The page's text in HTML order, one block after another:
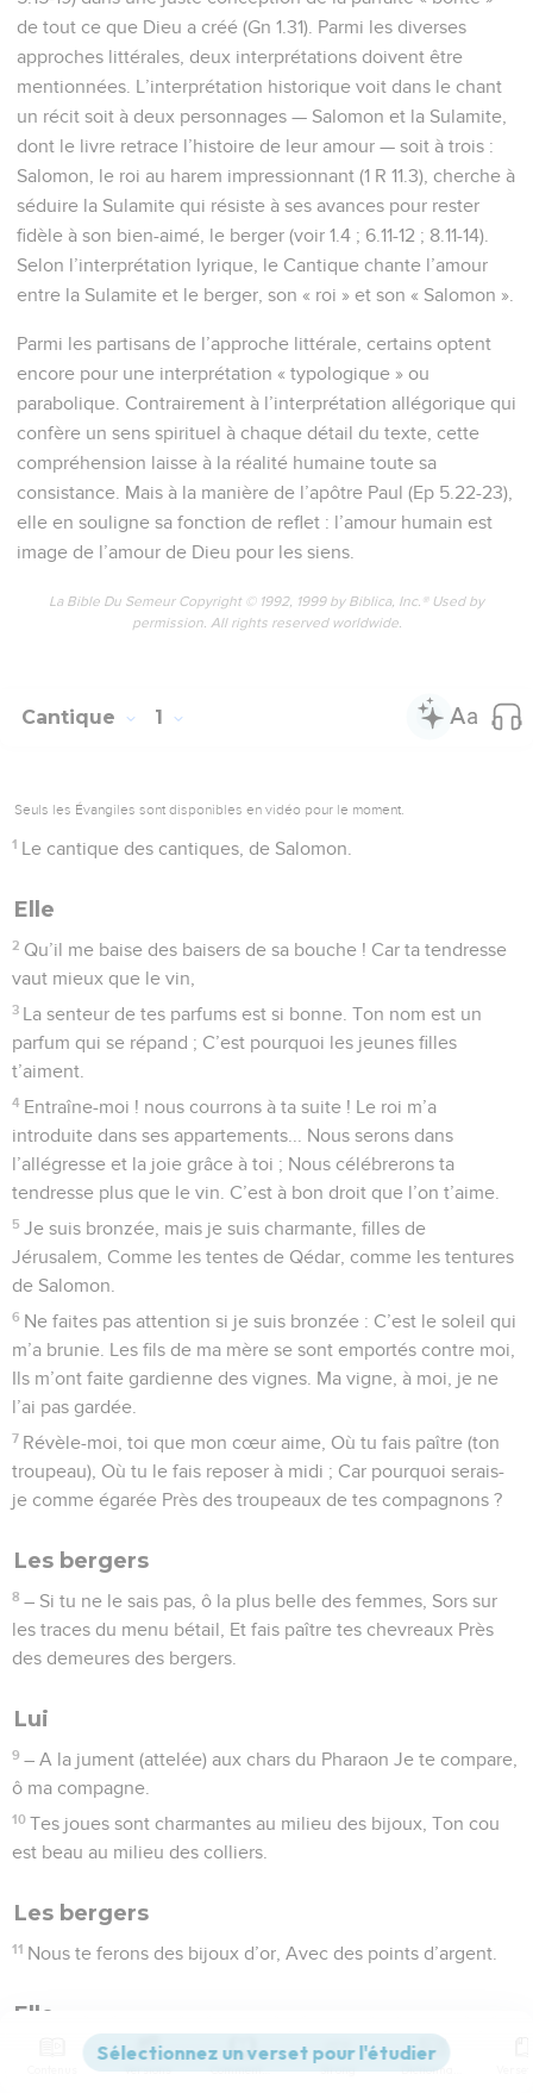
de tout ce que Dieu a créé (Gn 1.31). Parmi les diverses
approches littérales, deux interprétations doivent être
mentionnées. L’interprétation historique voit dans le chant
un récit soit à deux personnages — Salomon et la Sulamite,
dont le livre retrace l’histoire de leur amour — soit à trois :
Salomon, le roi au harem impressionnant (1 R 11.3), cherche à
séduire la Sulamite qui résiste à ses avances pour rester
fidèle à son bien-aimé, le berger (voir 1.4 ; 6.11-12 ; 8.11-14).
Selon l’interprétation lyrique, le Cantique chante l’amour
entre la Sulamite et le berger, son « roi » et son « Salomon ».
Parmi les partisans de l’approche littérale, certains optent
encore pour une interprétation « typologique » ou
parabolique. Contrairement à l’interprétation allégorique qui
confère un sens spirituel à chaque détail du texte, cette
compréhension laisse à la réalité humaine toute sa
consistance. Mais à la manière de l’apôtre Paul (Ep 5.22-23),
elle en souligne sa fonction de reflet : l’amour humain est
image de l’amour de Dieu pour les siens.
La Bible Du Semeur Copyright © 1992, 1999 by Biblica, Inc.® Used by
permission. All rights reserved worldwide.
Cantique 1
Seuls les Évangiles sont disponibles en vidéo pour le moment.
1 Le cantique des cantiques, de Salomon.
Elle
2 Qu’il me baise des baisers de sa bouche ! Car ta tendresse
vaut mieux que le vin,
3 La senteur de tes parfums est si bonne. Ton nom est un
parfum qui se répand ; C’est pourquoi les jeunes filles
t’aiment.
4 Entraîne-moi ! nous courrons à ta suite ! Le roi m’a
introduite dans ses appartements... Nous serons dans
l’allégresse et la joie grâce à toi ; Nous célébrerons ta
tendresse plus que le vin. C’est à bon droit que l’on t’aime.
5 Je suis bronzée, mais je suis charmante, filles de
Jérusalem, Comme les tentes de Qédar, comme les tentures
de Salomon.
6 Ne faites pas attention si je suis bronzée : C’est le soleil qui
m’a brunie. Les fils de ma mère se sont emportés contre moi,
Ils m’ont faite gardienne des vignes. Ma vigne, à moi, je ne
l’ai pas gardée.
7 Révèle-moi, toi que mon cœur aime, Où tu fais paître (ton
troupeau), Où tu le fais reposer à midi ; Car pourquoi serais-
je comme égarée Près des troupeaux de tes compagnons ?
Les bergers
8 – Si tu ne le sais pas, ô la plus belle des femmes, Sors sur
les traces du menu bétail, Et fais paître tes chevreaux Près
des demeures des bergers.
Lui
9 – A la jument (attelée) aux chars du Pharaon Je te compare,
ô ma compagne.
10 Tes joues sont charmantes au milieu des bijoux, Ton cou
est beau au milieu des colliers.
Les bergers
11 Nous te ferons des bijoux d’or, Avec des points d’argent.
Elle
– Tandis que le roi était avec son entourage, Le nard sur
Versions Commentaires Strong